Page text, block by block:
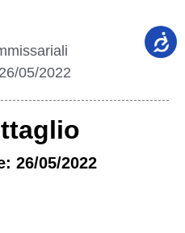
26/05/2022
26/05/2022